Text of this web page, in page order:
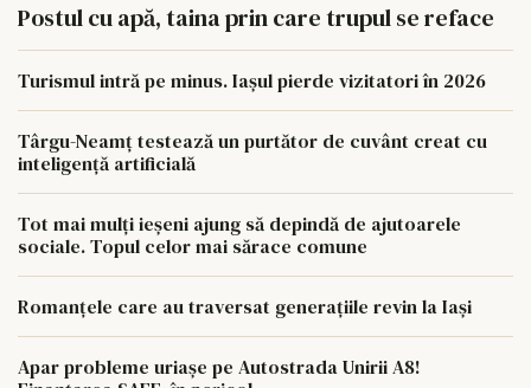
Postul cu apă, taina prin care trupul se reface
Turismul intră pe minus. Iașul pierde vizitatori în 2026
Târgu-Neamț testează un purtător de cuvânt creat cu
inteligență artificială
Tot mai mulți ieșeni ajung să depindă de ajutoarele
sociale. Topul celor mai sărace comune
Romanțele care au traversat generațiile revin la Iași
Apar probleme uriașe pe Autostrada Unirii A8!